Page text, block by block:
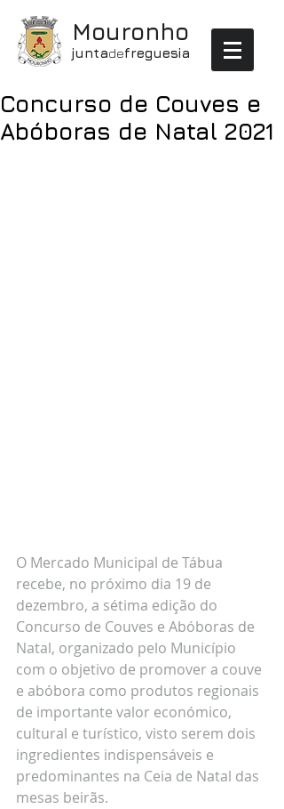
Mouronho
juntadefreguesia
Concurso de Couves e
Abóboras de Natal 2021
O Mercado Municipal de Tábua
recebe, no próximo dia 19 de
dezembro, a sétima edição do
Concurso de Couves e Abóboras de
Natal, organizado pelo Município
com o objetivo de promover a couve
e abóbora como produtos regionais
de importante valor económico,
cultural e turístico, visto serem dois
ingredientes indispensáveis e
predominantes na Ceia de Natal das
mesas beirãs.